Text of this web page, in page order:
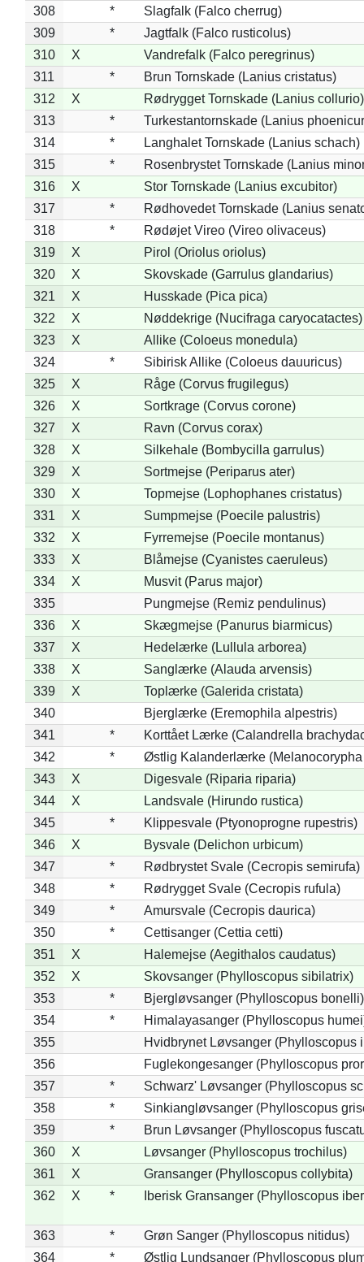
308
*
Slagfalk (Falco cherrug)
309
*
Jagtfalk (Falco rusticolus)
310
X
Vandrefalk (Falco peregrinus)
311
*
Brun Tornskade (Lanius cristatus)
312
X
Rødrygget Tornskade (Lanius collurio)
313
*
Turkestantornskade (Lanius
314
*
Langhalet Tornskade (Lanius schach)
315
*
Rosenbrystet Tornskade (Lanius
316
X
Stor Tornskade (Lanius excubitor)
317
*
Rødhovedet Tornskade (Lanius
318
*
Rødøjet Vireo (Vireo olivaceus)
319
X
Pirol (Oriolus oriolus)
320
X
Skovskade (Garrulus glandarius)
321
X
Husskade (Pica pica)
322
X
Nøddekrige (Nucifraga caryocatactes)
323
X
Allike (Coloeus monedula)
324
*
Sibirisk Allike (Coloeus dauuricus)
325
X
Råge (Corvus frugilegus)
326
X
Sortkrage (Corvus corone)
327
X
Ravn (Corvus corax)
328
X
Silkehale (Bombycilla garrulus)
329
X
Sortmejse (Periparus ater)
330
X
Topmejse (Lophophanes cristatus)
331
X
Sumpmejse (Poecile palustris)
332
X
Fyrremejse (Poecile montanus)
333
X
Blåmejse (Cyanistes caeruleus)
334
X
Musvit (Parus major)
335
Pungmejse (Remiz pendulinus)
336
X
Skægmejse (Panurus biarmicus)
337
X
Hedelærke (Lullula arborea)
338
X
Sanglærke (Alauda arvensis)
339
X
Toplærke (Galerida cristata)
340
Bjerglærke (Eremophila alpestris)
341
*
Korttået Lærke (Calandrella
342
*
Østlig Kalanderlærke (Melanocorypha
343
X
Digesvale (Riparia riparia)
344
X
Landsvale (Hirundo rustica)
345
*
Klippesvale (Ptyonoprogne rupestris)
346
X
Bysvale (Delichon urbicum)
347
*
Rødbrystet Svale (Cecropis semirufa)
348
*
Rødrygget Svale (Cecropis rufula)
349
*
Amursvale (Cecropis daurica)
350
*
Cettisanger (Cettia cetti)
351
X
Halemejse (Aegithalos caudatus)
352
X
Skovsanger (Phylloscopus sibilatrix)
353
*
Bjergløvsanger (Phylloscopus bonelli)
354
*
Himalayasanger (Phylloscopus
355
Hvidbrynet Løvsanger (Phylloscopus
356
Fuglekongesanger (Phylloscopus
357
*
Schwarz' Løvsanger (Phylloscopus
358
*
Sinkiangløvsanger (Phylloscopus
359
*
Brun Løvsanger (Phylloscopus
360
X
Løvsanger (Phylloscopus trochilus)
361
X
Gransanger (Phylloscopus collybita)
362
X * Iberisk Gransanger (Phylloscopus
363 *
Grøn Sanger (Phylloscopus nitidus)
364
* Østlig Lundsanger (Phylloscopus